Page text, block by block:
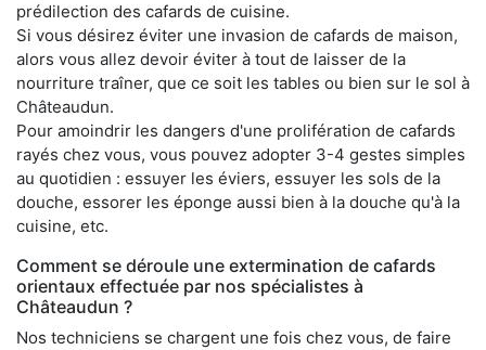
prédilection des cafards de cuisine.
Si vous désirez éviter une invasion de cafards de maison,
alors vous allez devoir éviter à tout de laisser de la
nourriture traîner, que ce soit les tables ou bien sur le sol à
Châteaudun.
Pour amoindrir les dangers d'une prolifération de cafards
rayés chez vous, vous pouvez adopter 3-4 gestes simples
au quotidien : essuyer les éviers, essuyer les sols de la
douche, essorer les éponge aussi bien à la douche qu'à la
cuisine, etc.
Comment se déroule une extermination de cafards
orientaux effectuée par nos spécialistes à
Châteaudun ?
Nos techniciens se chargent une fois chez vous, de faire